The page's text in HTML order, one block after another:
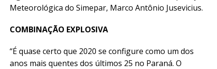
Meteorológica do Simepar, Marco Antônio Jusevicius.
COMBINAÇÃO EXPLOSIVA
“É quase certo que 2020 se configure como um dos
anos mais quentes dos últimos 25 no Paraná. O